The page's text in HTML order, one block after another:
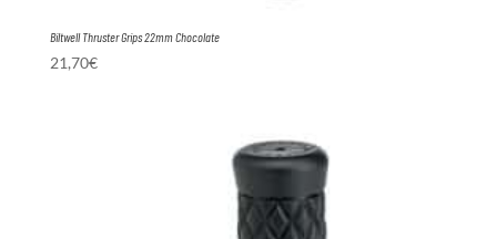
Biltwell Thruster Grips 22mm Chocolate
21,70€